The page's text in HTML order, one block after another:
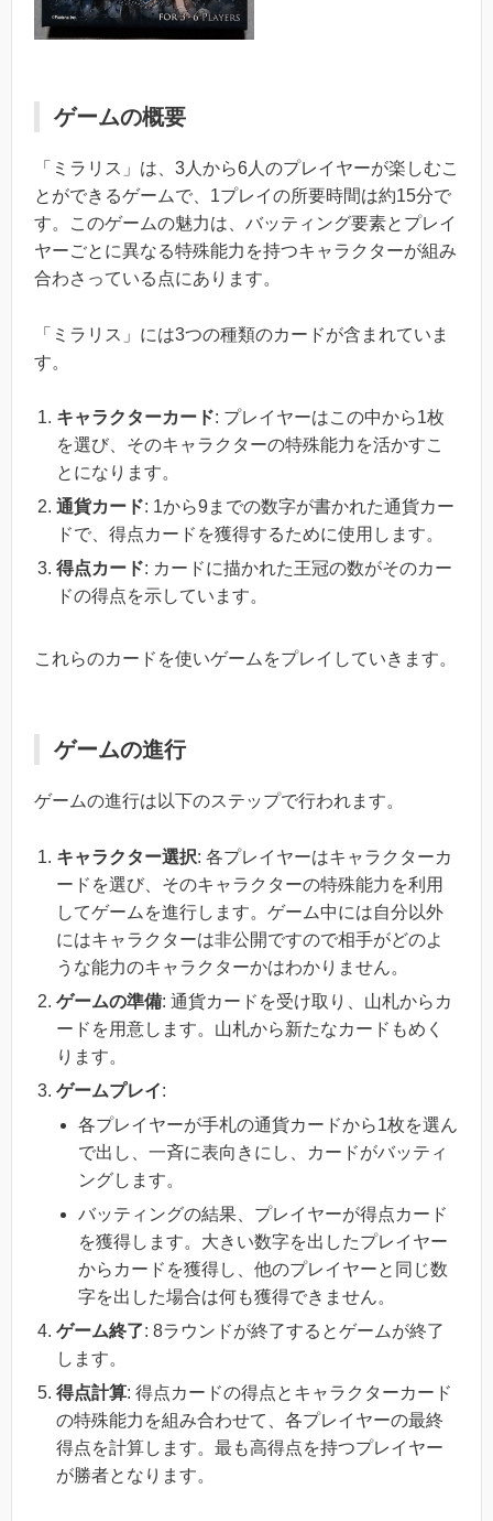
ゲームの概要
「ミラリス」は、3人から6人のプレイヤーが楽しむこ
とができるゲームで、1プレイの所要時間は約15分で
す。このゲームの魅力は、バッティング要素とプレイ
ヤーごとに異なる特殊能力を持つキャラクターが組み
合わさっている点にあります。
「ミラリス」には3つの種類のカードが含まれていま
す。
キャラクターカード: プレイヤーはこの中から1枚
を選び、そのキャラクターの特殊能力を活かすこ
とになります。
通貨カード: 1から9までの数字が書かれた通貨カー
ドで、得点カードを獲得するために使用します。
得点カード: カードに描かれた王冠の数がそのカー
ドの得点を示しています。
これらのカードを使いゲームをプレイしていきます。
ゲームの進行
ゲームの進行は以下のステップで行われます。
キャラクター選択: 各プレイヤーはキャラクターカ
ードを選び、そのキャラクターの特殊能力を利用
してゲームを進行します。ゲーム中には自分以外
にはキャラクターは非公開ですので相手がどのよ
うな能力のキャラクターかはわかりません。
ゲームの準備: 通貨カードを受け取り、山札からカ
ードを用意します。山札から新たなカードもめく
ります。
ゲームプレイ:
各プレイヤーが手札の通貨カードから1枚を選ん
で出し、一斉に表向きにし、カードがバッティ
ングします。
バッティングの結果、プレイヤーが得点カード
を獲得します。大きい数字を出したプレイヤー
からカードを獲得し、他のプレイヤーと同じ数
字を出した場合は何も獲得できません。
ゲーム終了: 8ラウンドが終了するとゲームが終了
します。
得点計算: 得点カードの得点とキャラクターカード
の特殊能力を組み合わせて、各プレイヤーの最終
得点を計算します。最も高得点を持つプレイヤー
が勝者となります。